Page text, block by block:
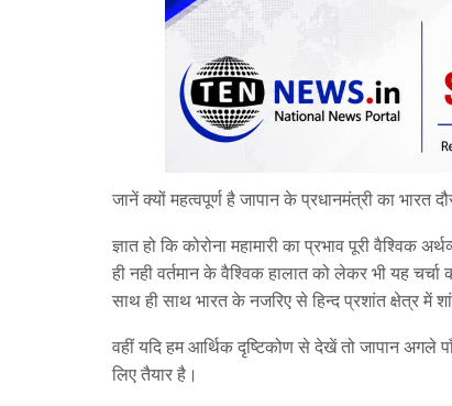
जानें क्यों महत्वपूर्ण है जापान के प्रधानमंत्री का भारत
ज्ञात हो कि कोरोना महामारी का प्रभाव पूरी वैश्विक
ही नही वर्तमान के वैश्विक हालात को लेकर भी यह चर्चा
साथ ही साथ भारत के नजरिए से हिन्द प्रशांत क्षेत्र में
वहीं यदि हम आर्थिक दृष्टिकोण से देखें तो जापान अगले
लिए तैयार है।